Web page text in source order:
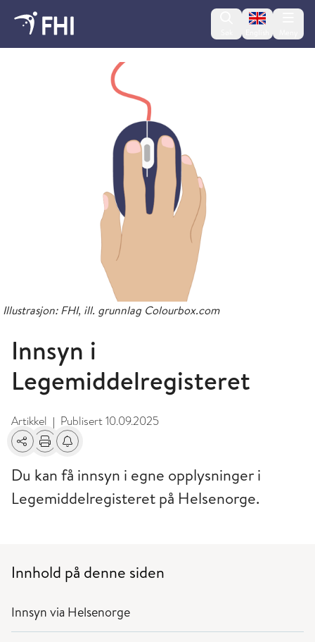
Change
Legemiddelregisteret (LMR)
Illustrasjon: FHI, ill. grunnlag Colourbox.com
Innsyn i
Legemiddelregisteret
Artikkel | Publisert10.09.2025
Del Skriv utFå varsel om endringer
Du kan få innsyn i egne opplysninger i
Legemiddelregisteret på Helsenorge.
Innhold på denne siden
Innsyn via Helsenorge